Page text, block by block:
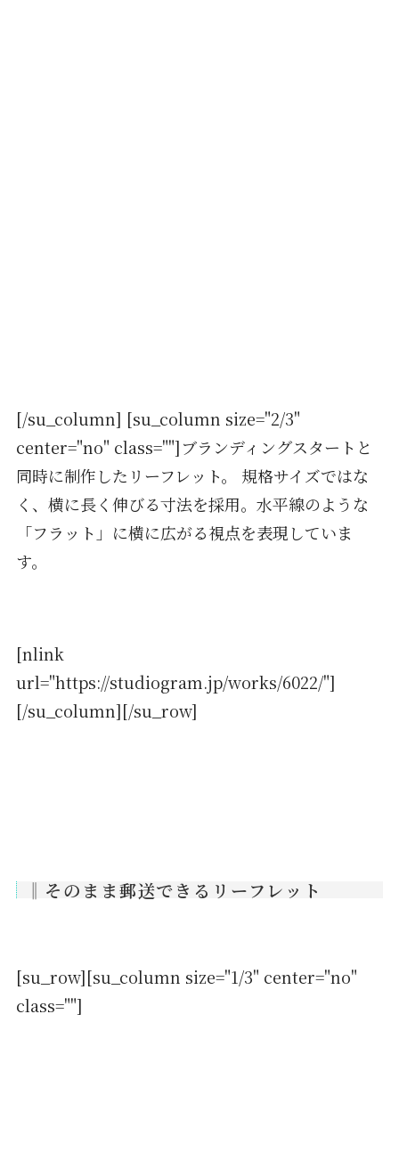
[/su_column] [su_column size="2/3"
center="no" class=""]ブランディングスタートと
同時に制作したリーフレット。 規格サイズではな
く、横に長く伸びる寸法を採用。水平線のような
「フラット」に横に広がる視点を表現していま
す。
[nlink
url="https://studiogram.jp/works/6022/"]
[/su_column][/su_row]
‖そのまま郵送できるリーフレット
[su_row][su_column size="1/3" center="no"
class=""]